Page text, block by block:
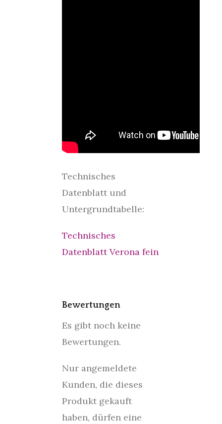
Technisches
Datenblatt und
Untergrundtabelle:
Technisches
Datenblatt Verona fein
Bewertungen
Es gibt noch keine
Bewertungen.
Nur angemeldete
Kunden, die dieses
Produkt gekauft
haben, dürfen eine